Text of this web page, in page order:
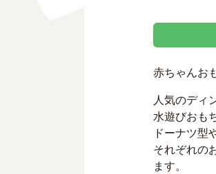
赤ちゃんお
人気のディ
水遊びおも
ドーナツ型
それぞれの
ます。